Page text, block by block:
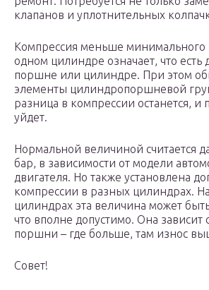
клапанов и уплотнительных
Компрессия меньше минимального
одном цилиндре означает, что есть
поршне или цилиндре. При этом
элементы цилиндропоршневой
разница в компрессии останется, и
уйдет.
Нормальной величиной считается
бар, в зависимости от модели
двигателя. Но также установлена
компрессии в разных цилиндрах.
цилиндрах эта величина может
что вполне допустимо. Она зависит
поршни – где больше, там износ
Совет!